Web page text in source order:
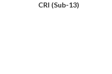
CRI (Sub-13)